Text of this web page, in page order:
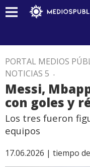
PORTAL MEDIOS
NOTICIAS 5 .
Messi,
con goles y
Los tres fueron
equipos
17.06.2026 | tiempo